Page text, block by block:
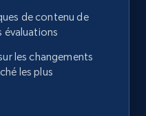
de contenu de
évaluations
les changements
les plus